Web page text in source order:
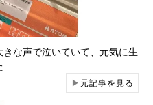
な声で泣いていて、元気に生
▶元記事を見る